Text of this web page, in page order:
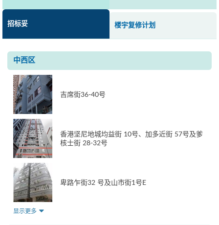
招标妥 楼宇复修计划
中西区
吉席街36-40号
香港坚尼地城均益街 10号、加多近街 57号及爹
核士街 28-32号
卑路乍街32 号及山市街1号E
显示更多